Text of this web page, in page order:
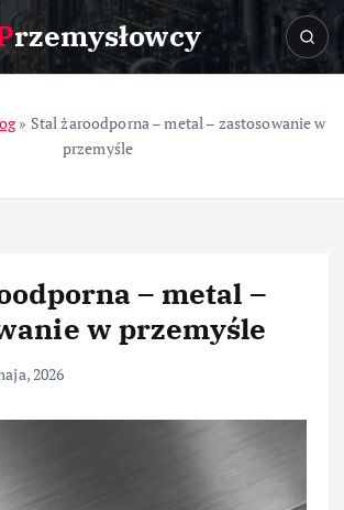
Przemysłowcy
» Stal żaroodporna – metal – zastosowanie w
przemyśle
– metal –
w przemyśle
2026